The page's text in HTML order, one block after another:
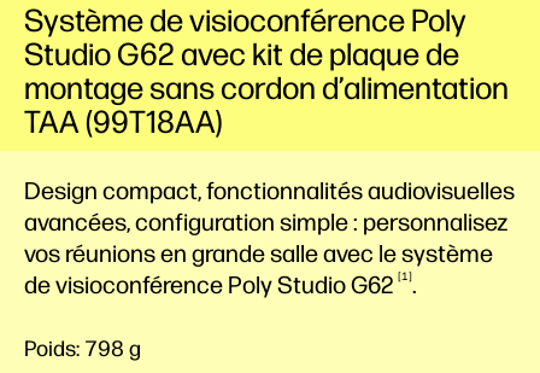
Design compact, fonctionnalités audiovisuelles
avancées, configuration simple : personnalisez
vos réunions en grande salle avec le système
de visioconférence Poly StudioG62 1 .
Poids: 798 g
Système de visioconférence Poly
Studio G62 avec kit de plaque de
montage sans cordon d’alimentation
TAA (99T18AA)